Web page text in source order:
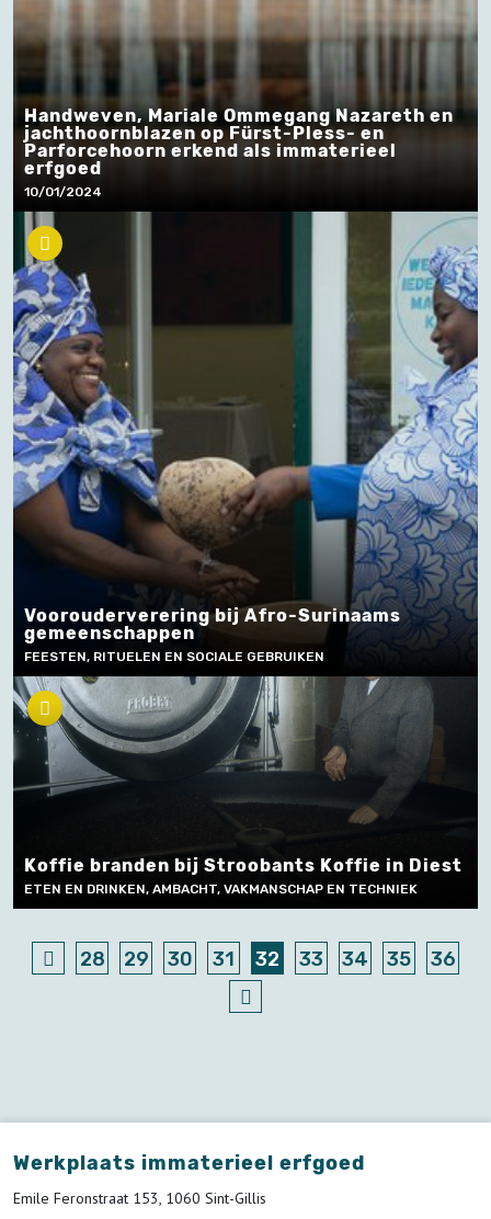
Handweven, Mariale Ommegang Nazareth en
jachthoornblazen op Fürst-Pless- en
Parforcehoorn erkend als immaterieel
erfgoed
10/01/2024
Koffie branden bij Stroobants Koffie in Diest
ETEN EN DRINKEN, AMBACHT, VAKMANSCHAP EN TECHNIEK
Voorouderverering bij Afro-Surinaams
gemeenschappen
FEESTEN, RITUELEN EN SOCIALE GEBRUIKEN
28 29 30 31 32 33 34 35 36
Werkplaats immaterieel erfgoed
Emile Feronstraat 153, 1060 Sint-Gillis